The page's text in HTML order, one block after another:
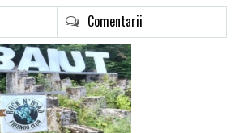
Comentarii